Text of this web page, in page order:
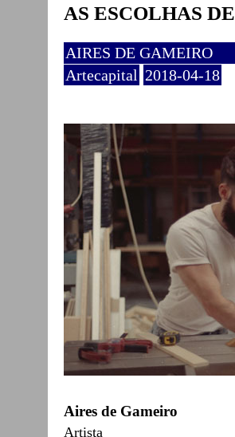
AS ESCOLHAS
AIRES DE GAMEIRO
Artecapital 2018-04-18
Aires de Gameiro
Artista